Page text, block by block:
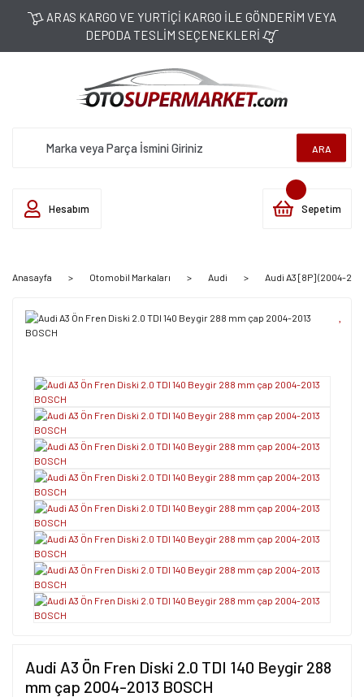
ARAS KARGO VE YURTİÇİ KARGO İLE GÖNDERİM VEYA
DEPODA TESLİM SEÇENEKLERİ
ARA
Hesabım Sepetim
Anasayfa Otomobil Markaları Audi Audi A3 [8P] (2004-
Audi A3 Ön Fren Diski 2.0 TDI 140 Beygir 288
mm çap 2004-2013 BOSCH